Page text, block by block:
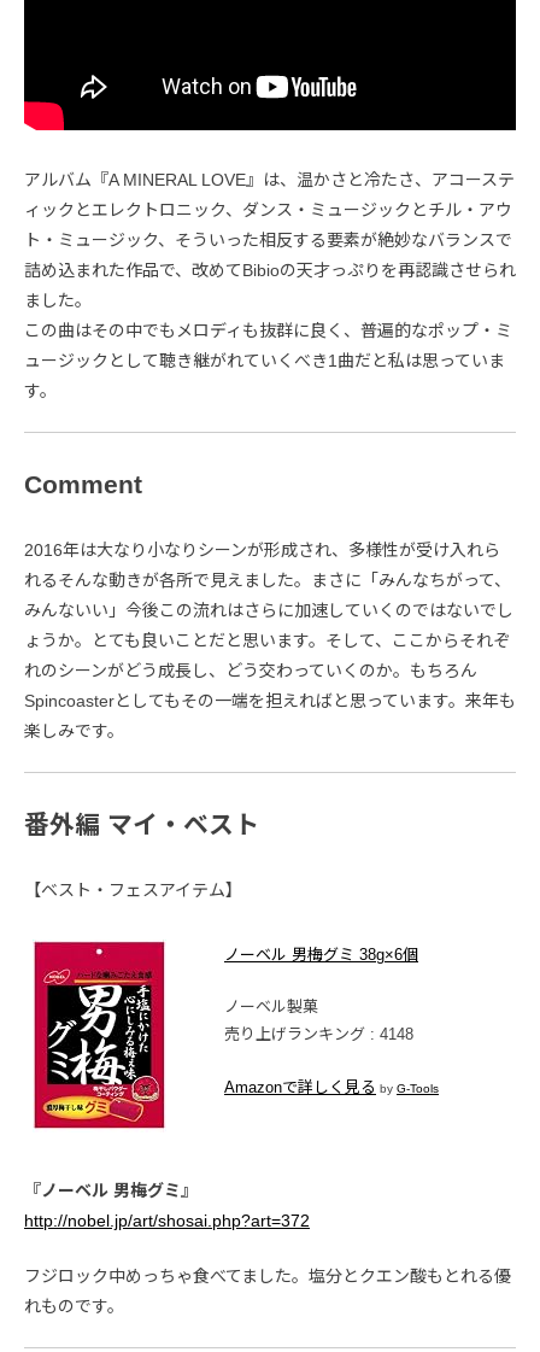
アルバム『A MINERAL LOVE』は、温かさと冷たさ、アコーステ
ィックとエレクトロニック、ダンス・ミュージックとチル・アウ
ト・ミュージック、そういった相反する要素が絶妙なバランスで
詰め込まれた作品で、改めてBibioの天才っぷりを再認識させられ
ました。
この曲はその中でもメロディも抜群に良く、普遍的なポップ・ミ
ュージックとして聴き継がれていくべき1曲だと私は思っていま
す。
Comment
2016年は大なり小なりシーンが形成され、多様性が受け入れら
れるそんな動きが各所で見えました。まさに「みんなちがって、
みんないい」今後この流れはさらに加速していくのではないでし
ょうか。とても良いことだと思います。そして、ここからそれぞ
れのシーンがどう成長し、どう交わっていくのか。もちろん
Spincoasterとしてもその一端を担えればと思っています。来年も
楽しみです。
番外編 マイ・ベスト
【ベスト・フェスアイテム】
ノーベル 男梅グミ 38g×6個
ノーベル製菓
売り上げランキング : 4148
Amazonで詳しく見る by G-Tools
『ノーベル 男梅グミ』
http://nobel.jp/art/shosai.php?art=372
フジロック中めっちゃ食べてました。塩分とクエン酸もとれる優
れものです。